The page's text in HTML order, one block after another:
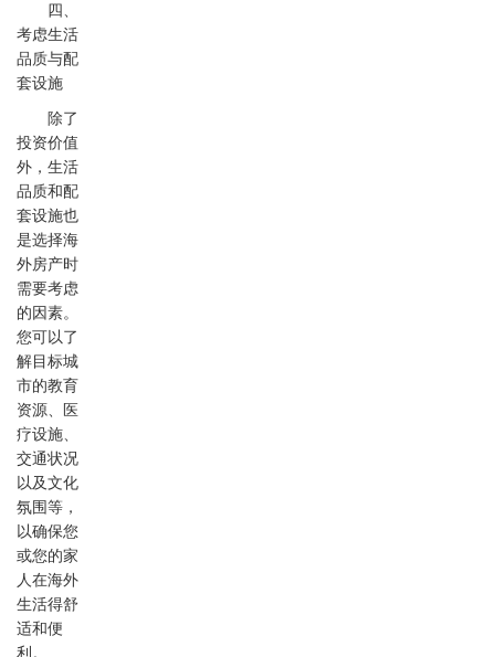
四、
考虑生活
品质与配
套设施
除了
投资价值
外，生活
品质和配
套设施也
是选择海
外房产时
需要考虑
的因素。
您可以了
解目标城
市的教育
资源、医
疗设施、
交通状况
以及文化
氛围等，
以确保您
或您的家
人在海外
生活得舒
适和便
利。